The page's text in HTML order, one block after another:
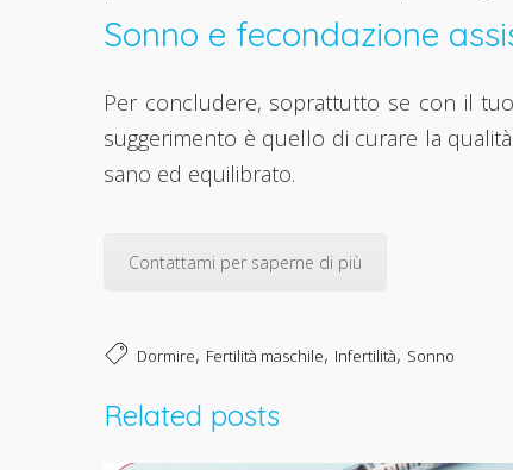
Sonno e fecondazione
Per concludere, soprattutto se con il
suggerimento è quello di curare la
sano ed equilibrato.
Contattami per saperne di più
Dormire, Fertilità maschile, Infertilità, Sonno
Related posts